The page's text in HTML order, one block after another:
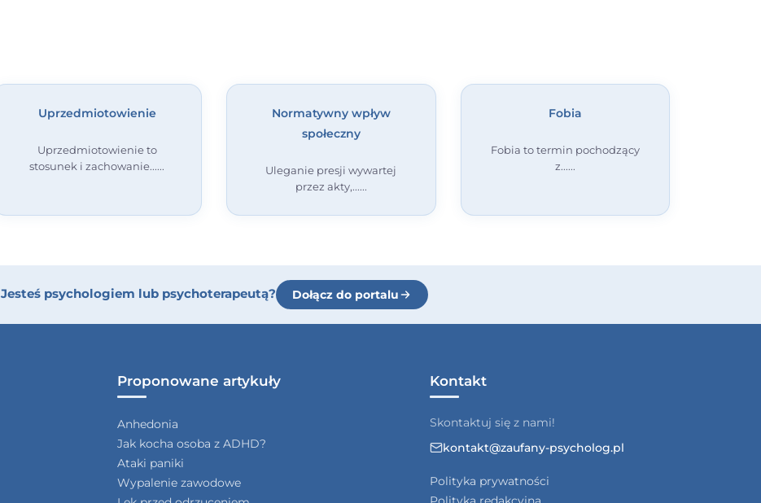
Uprzedmiotowienie
Uprzedmiotowienie to
stosunek i zachowanie...
Normatywny wpływ
społeczny
Uleganie presji wywartej
przez akty,...
Fobia
Fobia to termin pochodzący
z...
Jesteś psychologiem lub psychoterapeutą? Dołącz do portalu
Proponowane artykuły
Anhedonia
Jak kocha osoba z ADHD?
Ataki paniki
Wypalenie zawodowe
Kontakt
Skontaktuj się z nami!
kontakt@zaufany-psycholog.pl
Polityka prywatności